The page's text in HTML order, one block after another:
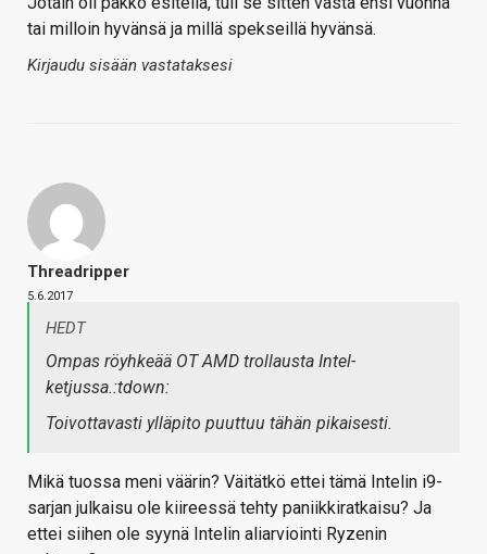
tai milloin hyvänsä ja millä spekseillä hyvänsä.
Kirjaudu sisään vastataksesi
Threadripper
5.6.2017
HEDT
Ompas röyhkeää OT AMD trollausta Intel-
ketjussa.:tdown:
Toivottavasti ylläpito puuttuu tähän pikaisesti.
Mikä tuossa meni väärin? Väitätkö ettei tämä Intelin i9-
sarjan julkaisu ole kiireessä tehty paniikkiratkaisu? Ja
ettei siihen ole syynä Intelin aliarviointi Ryzenin